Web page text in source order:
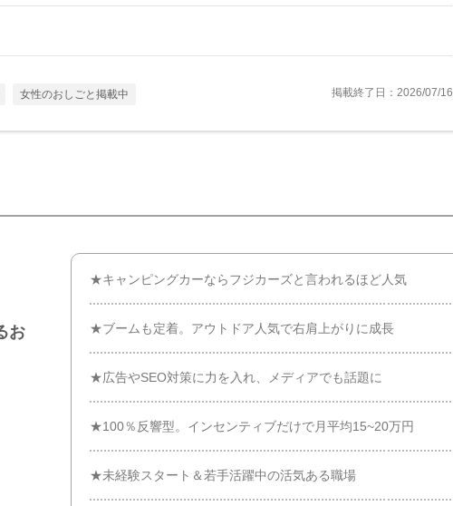
女性のおしごと掲載中 掲載終了日：2026/07/16
お
★キャンピングカーならフジカーズと言われるほど人気
★ブームも定着。アウトドア人気で右肩上がりに成長
★広告やSEO対策に力を入れ、メディアでも話題に
★100％反響型。インセンティブだけで月平均15~20万円
★未経験スタート＆若手活躍中の活気ある職場